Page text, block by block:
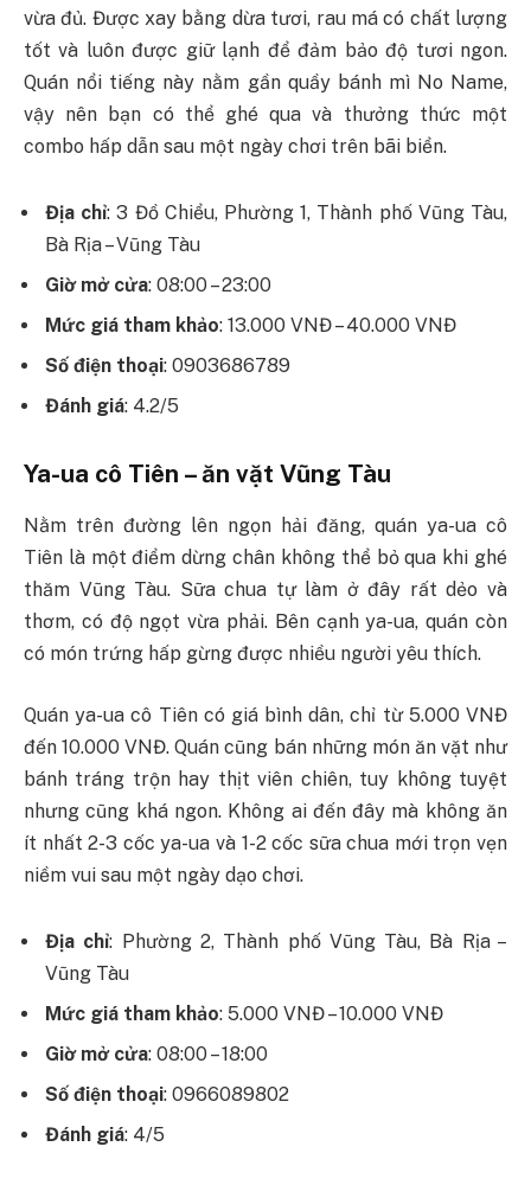
vừa đủ. Được xay bằng dừa tươi, rau má có chất lượng
tốt và luôn được giữ lạnh để đảm bảo độ tươi ngon.
Quán nổi tiếng này nằm gần quầy bánh mì No Name,
vậy nên bạn có thể ghé qua và thưởng thức một
combo hấp dẫn sau một ngày chơi trên bãi biển.
Địa chỉ: 3 Đồ Chiểu, Phường 1, Thành phố Vũng Tàu,
Bà Rịa – Vũng Tàu
Giờ mở cửa: 08:00 – 23:00
Mức giá tham khảo: 13.000 VNĐ – 40.000 VNĐ
Số điện thoại: 0903686789
Đánh giá: 4.2/5
Ya-ua cô Tiên – ăn vặt Vũng Tàu
Nằm trên đường lên ngọn hải đăng, quán ya-ua cô
Tiên là một điểm dừng chân không thể bỏ qua khi ghé
thăm Vũng Tàu. Sữa chua tự làm ở đây rất dẻo và
thơm, có độ ngọt vừa phải. Bên cạnh ya-ua, quán còn
có món trứng hấp gừng được nhiều người yêu thích.
Quán ya-ua cô Tiên có giá bình dân, chỉ từ 5.000 VNĐ
đến 10.000 VNĐ. Quán cũng bán những món ăn vặt như
bánh tráng trộn hay thịt viên chiên, tuy không tuyệt
nhưng cũng khá ngon. Không ai đến đây mà không ăn
ít nhất 2-3 cốc ya-ua và 1-2 cốc sữa chua mới trọn vẹn
niềm vui sau một ngày dạo chơi.
Địa chỉ: Phường 2, Thành phố Vũng Tàu, Bà Rịa –
Vũng Tàu
Mức giá tham khảo: 5.000 VNĐ – 10.000 VNĐ
Giờ mở cửa: 08:00 – 18:00
Số điện thoại: 0966089802
Đánh giá: 4/5